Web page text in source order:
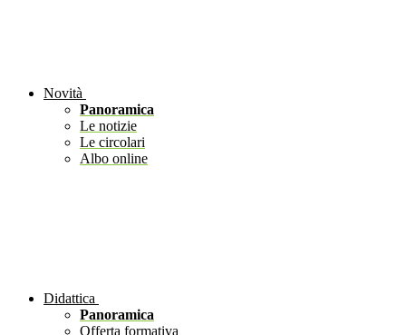
Novità
Panoramica
Le notizie
Le circolari
Albo online
Didattica
Panoramica
Offerta formativa